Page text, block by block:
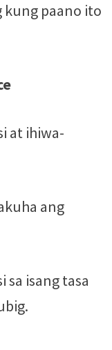
kung paano ito
at ihiwa-
ang
sa isang tasa